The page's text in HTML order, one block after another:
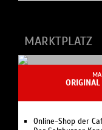
MARKTPLATZ
Online-Shop der